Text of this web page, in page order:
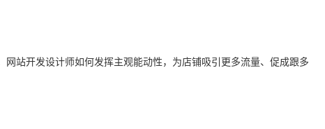
站开发设计师如何发挥主观能动性，为店铺吸引更多流量、促成跟多